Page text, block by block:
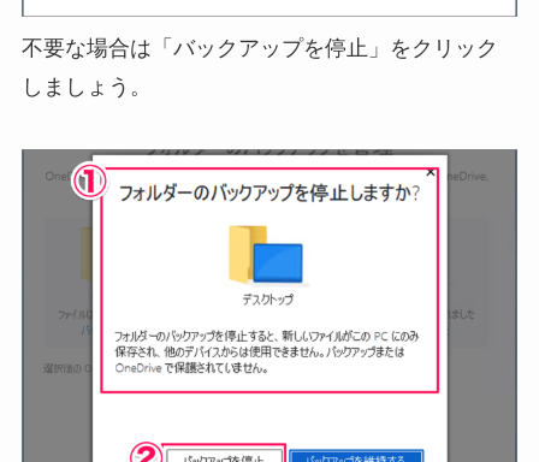
不要な場合は「バックアップを停止」をクリック
しましょう。